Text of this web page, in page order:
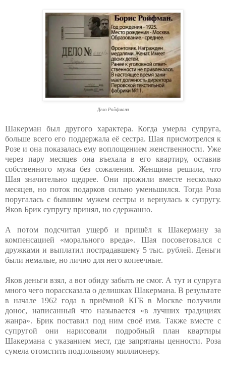
Дело Ройфмана
Шакерман был другого характера. Когда умерла супруга,
больше всего его поддержала её сестра. Шая присмотрелся к
Розе и она показалась ему воплощением женственности. Уже
через пару месяцев она въехала в его квартиру, оставив
собственного мужа без сожаления. Женщина решила, что
Шая значительно щедрее. Они прожили вместе несколько
месяцев, но поток подарков сильно уменьшился. Тогда Роза
поругалась с бывшим мужем сестры и вернулась к супругу.
Яков Брик супругу принял, но сдержанно.
А потом подсчитал ущерб и пришёл к Шакерману за
компенсацией «морального вреда». Шая посоветовался с
дружками и выплатил пострадавшему 5 тыс. рублей. Деньги
были немалые, но лично для него копеечные.
Яков деньги взял, а вот обиду забыть не смог. А тут и супруга
много чего порассказала о делишках Шакермана. В результате
в начале 1962 года в приёмной КГБ в Москве получили
донос, написанный что называется «в лучших традициях
жанра». Брик поставил под ним своё имя. Также вместе с
супругой они нарисовали подробный план квартиры
Шакермана с указанием мест, где запрятаны ценности. Роза
сумела отомстить подпольному миллионеру.